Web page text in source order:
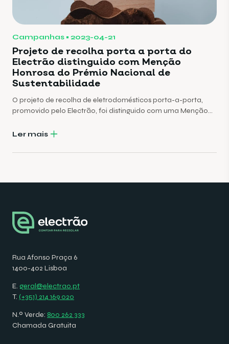
Campanhas 2023-04-21
Projeto de recolha porta a porta do
Electrão distinguido com Menção
Honrosa do Prémio Nacional de
Sustentabilidade
O projeto de recolha de eletrodomésticos porta-a-porta,
promovido pelo Electrão, foi distinguido com uma Menção
Nacional de Sustentabilidade, promovido pelo Jornal de
Ler mais
Rua Afonso Praça 6
1400-402 Lisboa
E. geral@electrao.pt
T. (+351) 214 169 020
N.º Verde: 800 262 333
Chamada Gratuita